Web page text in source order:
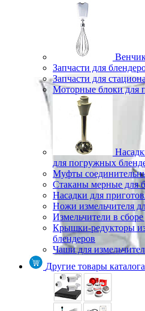
Запчасти для
Запчасти для
Моторные блоки для
для погружных
Муфты
Стаканы мерные для
Насадки для
Ножи измельчителя
Измельчители в
Крышки-редукторы
блендеров
Чаши для
Другие товары каталога